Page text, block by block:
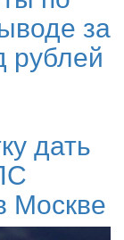
за
рублей
дать
Москве